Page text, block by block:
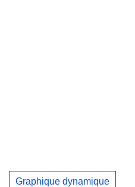
Graphique dynamique